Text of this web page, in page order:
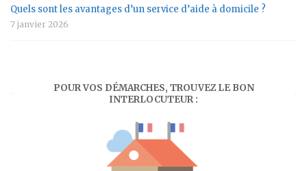
Quels sont les avantages d’un service d’aide à domicile ?
7 janvier 2026
POUR VOS DÉMARCHES, TROUVEZ LE BON
INTERLOCUTEUR :